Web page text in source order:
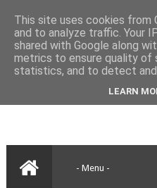
This site uses cookies from
and to analyze traffic. Your
shared with Google along
metrics to ensure quality of
statistics, and to detect and
LEARN